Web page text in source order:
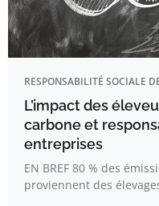
RESPONSABILITÉ SOCIALE
L’impact des
carbone et
entreprises
EN BREF 80 % des
proviennent des